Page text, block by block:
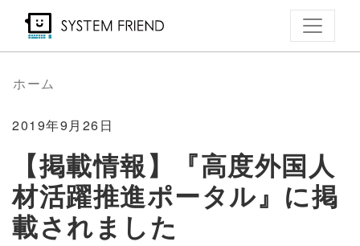
ン
コ
テ
に
移
動
ホーム
2019年9月26日
【掲載情報】『高度外国人
材活躍推進ポータル』に掲
載されました